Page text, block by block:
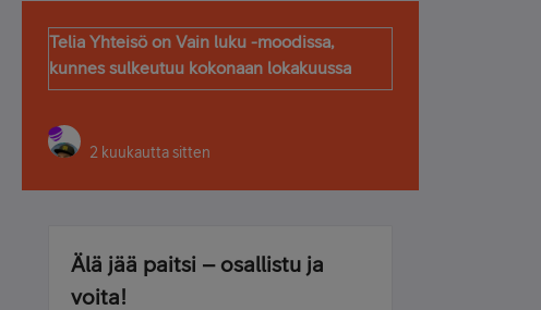
Telia Yhteisö on Vain luku -moodissa,
kunnes sulkeutuu kokonaan lokakuussa
2 kuukautta sitten
Älä jää paitsi – osallistu ja
voita!